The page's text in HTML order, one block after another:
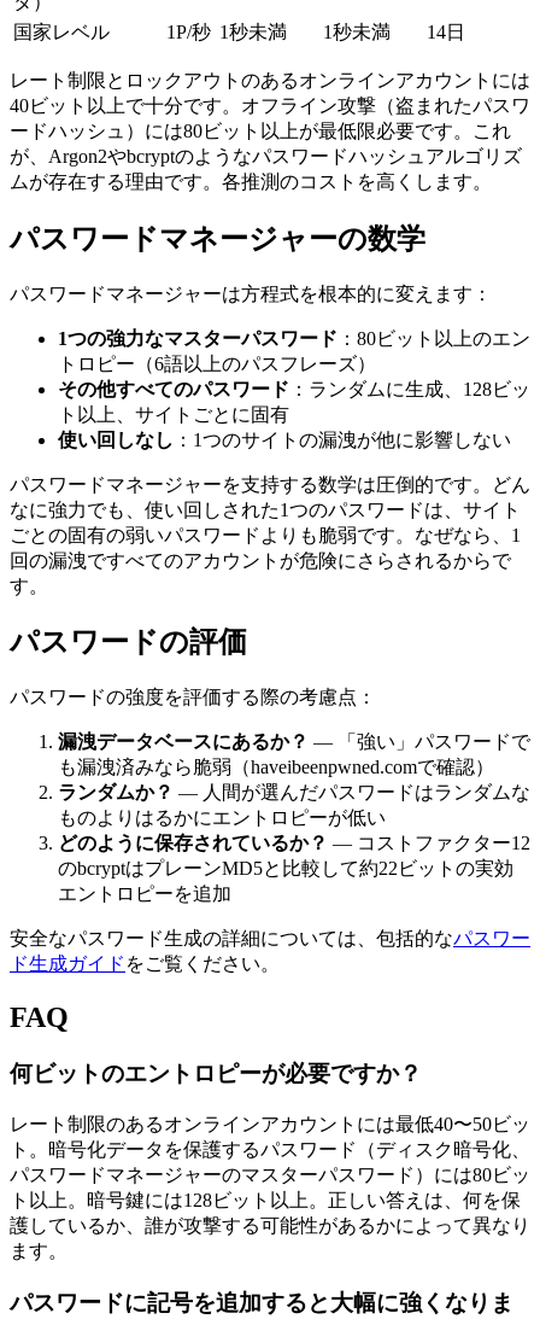
国家レベル
1P/秒 1秒未満 1秒未満 14日
レート制限とロックアウトのあるオンラインアカウントには
40ビット以上で十分です。オフライン攻撃（盗まれたパスワ
ードハッシュ）には80ビット以上が最低限必要です。これ
が、Argon2やbcryptのようなパスワードハッシュアルゴリズ
ムが存在する理由です。各推測のコストを高くします。
パスワードマネージャーの数学
パスワードマネージャーは方程式を根本的に変えます：
1つの強力なマスターパスワード ：80ビット以上のエン
トロピー（6語以上のパスフレーズ）
その他すべてのパスワード ：ランダムに生成、128ビッ
ト以上、サイトごとに固有
使い回しなし ：1つのサイトの漏洩が他に影響しない
パスワードマネージャーを支持する数学は圧倒的です。どん
なに強力でも、使い回しされた1つのパスワードは、サイト
ごとの固有の弱いパスワードよりも脆弱です。なぜなら、1
回の漏洩ですべてのアカウントが危険にさらされるからで
す。
パスワードの評価
パスワードの強度を評価する際の考慮点：
漏洩データベースにあるか？ — 「強い」パスワードで
も漏洩済みなら脆弱（haveibeenpwned.comで確認）
ランダムか？ — 人間が選んだパスワードはランダムな
ものよりはるかにエントロピーが低い
どのように保存されているか？ — コストファクター12
のbcryptはプレーンMD5と比較して約22ビットの実効
エントロピーを追加
安全なパスワード生成の詳細については、包括的なパスワー
ド生成ガイド をご覧ください。
FAQ
何ビットのエントロピーが必要ですか？
レート制限のあるオンラインアカウントには最低40〜50ビッ
ト。暗号化データを保護するパスワード（ディスク暗号化、
パスワードマネージャーのマスターパスワード）には80ビッ
ト以上。暗号鍵には128ビット以上。正しい答えは、何を保
護しているか、誰が攻撃する可能性があるかによって異なり
ます。
パスワードに記号を追加すると大幅に強くなりま